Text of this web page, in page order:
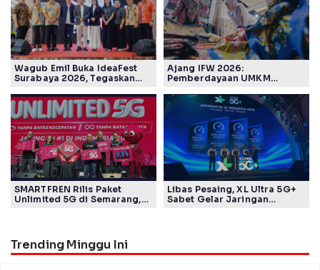
Wagub Emil Buka IdeaFest
Surabaya 2026, Tegaskan
Timur
Ajang IFW 2026:
Pemberdayaan UMKM
Kelompok Disabilitas dan
Keberlanjutan
SMARTFREN Rilis Paket
Unlimited 5G di Semarang,
Libas Pesaing, XL Ultra 5G+
Sabet Gelar Jaringan
Trending Minggu Ini